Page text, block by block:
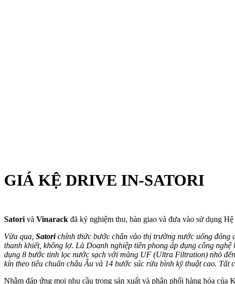
GIÁ KỆ DRIVE IN-SATORI
Satori và Vinarack đã ký nghiệm thu, bàn giao và đưa vào sử dụng
Vừa qua, Satorichính thức bước chân vào thị trường nước uống đóng
thanh khiết, không lợ. Là Doanh nghiệp tiên phong áp dụng công
dụng 8 bước tinh lọc nước sạch với màng UF (Ultra Filtration) nhỏ
kín theo tiêu chuẩn châu Âu và 14 bước súc rửa bình kỹ thuật cao.
Nhằm đáp ứng mọi nhu cầu trong sản xuất và phân phối hàng hóa